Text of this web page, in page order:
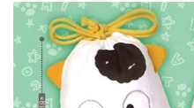
ログイン
入荷スケジュール